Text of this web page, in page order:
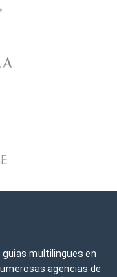
multilingues en
agencias de